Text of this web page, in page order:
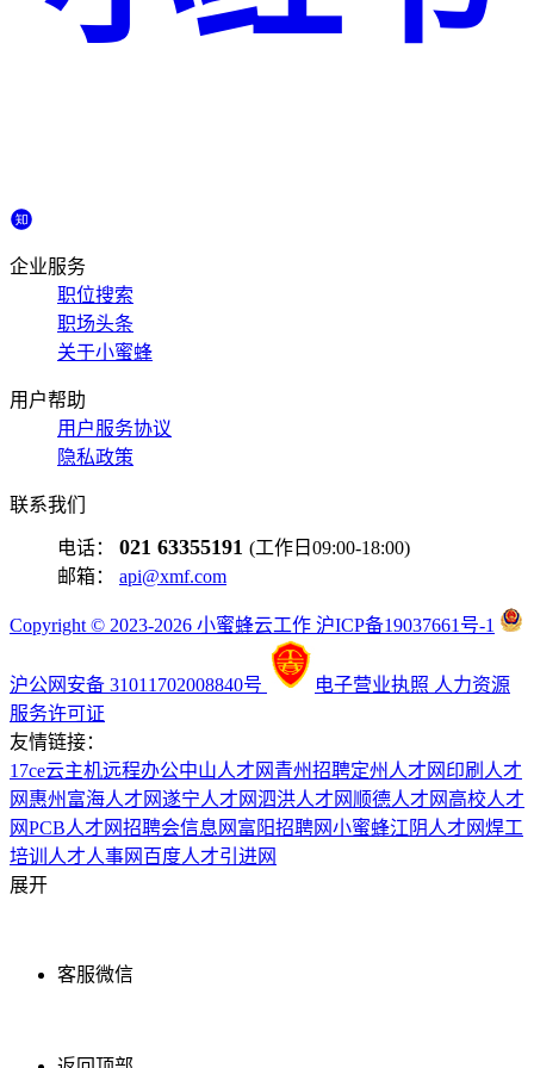
企业服务
职位搜索
职场头条
关于小蜜蜂
用户帮助
用户服务协议
隐私政策
联系我们
电话： 021 63355191 (工作日09:00-18:00)
邮箱： api@xmf.com
Copyright © 2023-2026 小蜜蜂云工作 沪ICP备19037661号-1
沪公网安备 31011702008840号 电子营业执照 人力资源
服务许可证
友情链接：
17ce云主机远程办公中山人才网 青州招聘定州人才网 印刷人才
网 惠州富海人才网遂宁人才网泗洪人才网 顺德人才网 高校人才
网PCB人才网招聘会信息网 富阳招聘网小蜜蜂江阴人才网焊工
培训 人才人事网 百度人才引进网
展开
客服微信